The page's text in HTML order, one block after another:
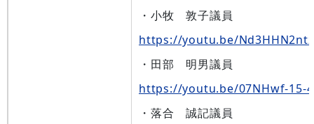
・小牧 敦子議員
https://youtu.be/
・田部 明男議員
https://youtu.be/07NHwf-15-4
・落合 誠記議員